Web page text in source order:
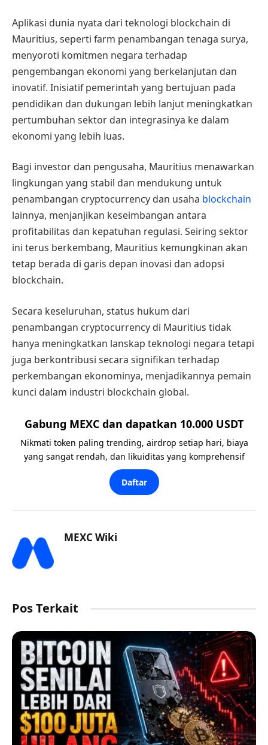
Aplikasi dunia nyata dari teknologi blockchain di
Mauritius, seperti farm penambangan tenaga surya,
menyoroti komitmen negara terhadap
pengembangan ekonomi yang berkelanjutan dan
inovatif. Inisiatif pemerintah yang bertujuan pada
pendidikan dan dukungan lebih lanjut meningkatkan
pertumbuhan sektor dan integrasinya ke dalam
ekonomi yang lebih luas.
Bagi investor dan pengusaha, Mauritius menawarkan
lingkungan yang stabil dan mendukung untuk
penambangan cryptocurrency dan usaha blockchain
lainnya, menjanjikan keseimbangan antara
profitabilitas dan kepatuhan regulasi. Seiring sektor
ini terus berkembang, Mauritius kemungkinan akan
tetap berada di garis depan inovasi dan adopsi
blockchain.
Secara keseluruhan, status hukum dari
penambangan cryptocurrency di Mauritius tidak
hanya meningkatkan lanskap teknologi negara tetapi
juga berkontribusi secara signifikan terhadap
perkembangan ekonominya, menjadikannya pemain
kunci dalam industri blockchain global.
Gabung MEXC dan dapatkan 10.000 USDT
Nikmati token paling trending, airdrop setiap hari, biaya
yang sangat rendah, dan likuiditas yang komprehensif
Daftar
MEXC Wiki
Pos Terkait